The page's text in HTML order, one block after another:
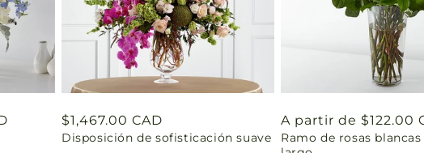
Precio
habitual
$1,467.00 CAD
Disposición de sofisticación suave
Precio
habitual
A partir de $122.00
Ramo de rosas